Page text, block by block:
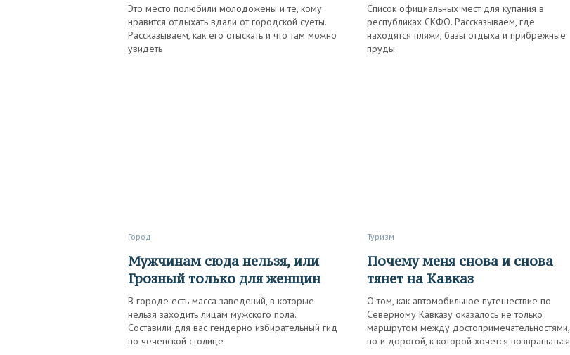
Это место полюбили молодожены и те, кому
нравится отдыхать вдали от городской суеты.
Рассказываем, как его отыскать и что там можно
увидеть
Список официальных мест для купания в
республиках СКФО. Рассказываем, где
находятся пляжи, базы отдыха и прибрежные
пруды
Город
Мужчинам сюда нельзя, или
Грозный только для женщин
В городе есть масса заведений, в которые
нельзя заходить лицам мужского пола.
Составили для вас гендерно избирательный гид
по чеченской столице
Туризм
Почему меня снова и снова
тянет на Кавказ
О том, как автомобильное путешествие по
Северному Кавказу оказалось не только
маршрутом между достопримечательностями,
но и дорогой, к которой хочется возвращаться